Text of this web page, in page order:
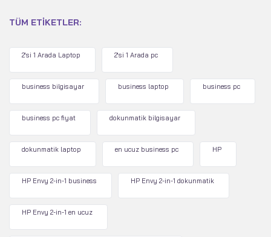
TÜM ETIKETLER:
2'si 1 Arada Laptop 2'si 1 Arada pc
business bilgisayar business laptop business pc
business pc fiyat dokunmatik bilgisayar
dokunmatik laptop en ucuz business pc HP
HP Envy 2-in-1 business HP Envy 2-in-1 dokunmatik
HP Envy 2-in-1 en ucuz